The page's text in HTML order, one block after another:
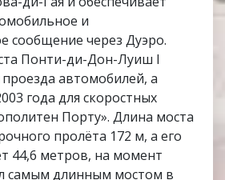
и
сообщение через Дуэро.
Понти-ди-Дон-Луиш I
проезда автомобилей, а
года для скоростных
Порту». Длина моста
пролёта 172 м, а его
44,6 метров, на момент
самым длинным мостом в